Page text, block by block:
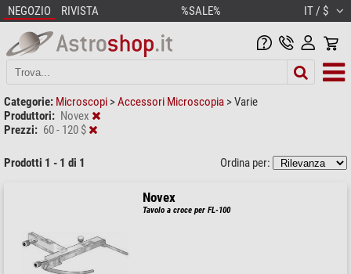
NEGOZIO RIVISTA %SALE% IT / $
Categorie: Microscopi >Accessori Microscopia >Varie
Produttori: Novex
Prezzi: 60 - 120 $
Prodotti 1 - 1 di 1 Ordina per:
Novex
Tavolo a croce per FL-100